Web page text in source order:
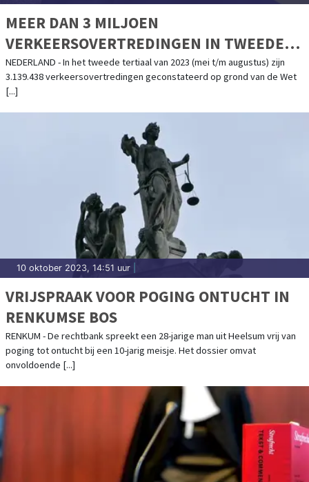
MEER DAN 3 MILJOEN
VERKEERSOVERTREDINGEN IN TWEEDE
TERTIAAL 2023
NEDERLAND - In het tweede tertiaal van 2023 (mei t/m augustus) zijn
3.139.438 verkeersovertredingen geconstateerd op grond van de Wet
[...]
10 oktober 2023, 14:51 uur
VRIJSPRAAK VOOR POGING ONTUCHT IN
RENKUMSE BOS
RENKUM - De rechtbank spreekt een 28-jarige man uit Heelsum vrij van
poging tot ontucht bij een 10-jarig meisje. Het dossier omvat
onvoldoende [...]